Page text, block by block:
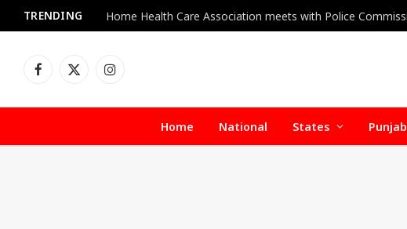
TRENDING
Facebook
X
Instagram
Home National States Punjab